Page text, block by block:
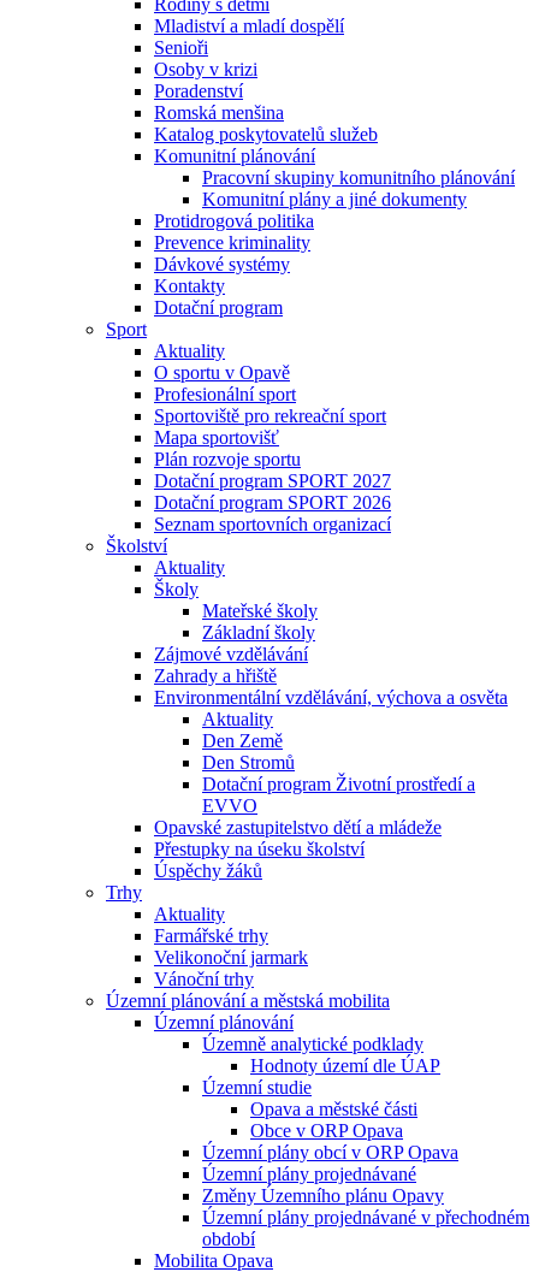
Rodiny s dětmi
Mladiství a mladí dospělí
Senioři
Osoby v krizi
Poradenství
Romská menšina
Katalog poskytovatelů služeb
Komunitní plánování
Pracovní skupiny komunitního plánování
Komunitní plány a jiné dokumenty
Protidrogová politika
Prevence kriminality
Dávkové systémy
Kontakty
Dotační program
Sport
Aktuality
O sportu v Opavě
Profesionální sport
Sportoviště pro rekreační sport
Mapa sportovišť
Plán rozvoje sportu
Dotační program SPORT 2027
Dotační program SPORT 2026
Seznam sportovních organizací
Školství
Aktuality
Školy
Mateřské školy
Základní školy
Zájmové vzdělávání
Zahrady a hřiště
Environmentální vzdělávání, výchova a osvěta
Aktuality
Den Země
Den Stromů
Dotační program Životní prostředí a
EVVO
Opavské zastupitelstvo dětí a mládeže
Přestupky na úseku školství
Úspěchy žáků
Trhy
Aktuality
Farmářské trhy
Velikonoční jarmark
Vánoční trhy
Územní plánování a městská mobilita
Územní plánování
Územně analytické podklady
Hodnoty území dle ÚAP
Územní studie
Opava a městské části
Obce v ORP Opava
Územní plány obcí v ORP Opava
Územní plány projednávané
Změny Územního plánu Opavy
Územní plány projednávané v přechodném
období
Mobilita Opava